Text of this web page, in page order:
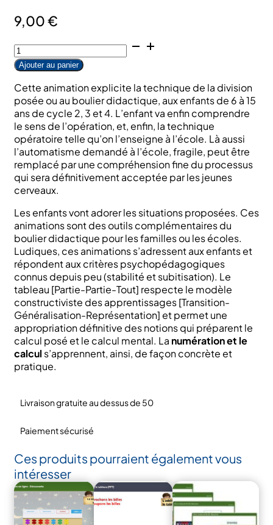
9,00€
quantité
de
Animation
« Division
et
cordelettes
»
pour
CE1,
CE2,
CM1,
CM2
et
collège;
DC0716;
"Méthode
des
Abaques"
Ajouter au panier
Cette animation explicite la technique de la division
posée ou au boulier didactique, aux enfants de 6 à 15
ans de cycle 2, 3 et 4. L’enfant va enfin comprendre
le sens de l’opération, et, enfin, la technique
opératoire telle qu’on l’enseigne à l’école. Là aussi
l’automatisme demandé à l’école, fragile, peut être
remplacé par une compréhension fine du processus
qui sera définitivement acceptée par les jeunes
cerveaux.
Les enfants vont adorer les situations proposées. Ces
animations sont des outils complémentaires du
boulier didactique pour les familles ou les écoles.
Ludiques, ces animations s’adressent aux enfants et
répondent aux critères psychopédagogiques
connus depuis peu (stabilité et subitisation). Le
tableau [Partie-Partie-Tout] respecte le modèle
constructiviste des apprentissages [Transition-
Généralisation-Représentation] et permet une
appropriation définitive des notions qui préparent le
calcul posé et le calcul mental. La numération et le
calcul s’apprennent, ainsi, de façon concrète et
pratique.
Livraison gratuite au dessus de 50
Paiement sécurisé
Ces produits pourraient également vous
intéresser